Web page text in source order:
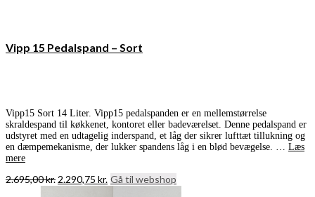
Vipp 15 Pedalspand – Sort
Vipp15 Sort 14 Liter. Vipp15 pedalspanden er en mellemstørrelse
skraldespand til køkkenet, kontoret eller badeværelset. Denne pedalspand er
udstyret med en udtagelig inderspand, et låg der sikrer lufttæt tillukning og
en dæmpemekanisme, der lukker spandens låg i en blød bevægelse. … Læs
mere
2.695,00kr. Den
oprindelige
2.290,75 kr. Den
aktuelle
Gå til webshop